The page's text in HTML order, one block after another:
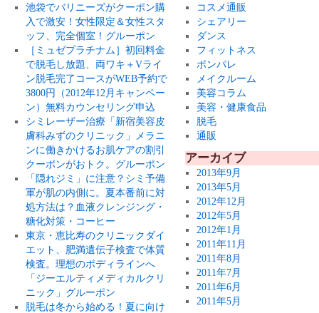
池袋でバリニーズがクーポン購
入で激安！女性限定＆女性スタ
ッフ、完全個室！グルーポン
［ミュゼプラチナム］初回料金
で脱毛し放題、両ワキ＋Vライ
ン脱毛完了コースがWEB予約で
3800円（2012年12月キャンペー
ン）無料カウンセリング申込
シミレーザー治療「新宿美容皮
膚科みずのクリニック」メラニ
ンに働きかけるお肌ケアの割引
クーポンがおトク。グルーポン
「隠れジミ」に注意？シミ予備
軍が肌の内側に。夏本番前に対
処方法は？血液クレンジング・
糖化対策・コーヒー
東京・恵比寿のクリニックダイ
エット、肥満遺伝子検査で体質
検査。理想のボディラインへ
「ジーエルティメディカルクリ
ニック」グルーポン
脱毛は冬から始める！夏に向け
コスメ通販
シェアリー
ダンス
フィットネス
ポンパレ
メイクルーム
美容コラム
美容・健康食品
脱毛
通販
アーカイブ
2013年9月
2013年5月
2012年12月
2012年5月
2012年1月
2011年11月
2011年8月
2011年7月
2011年6月
2011年5月